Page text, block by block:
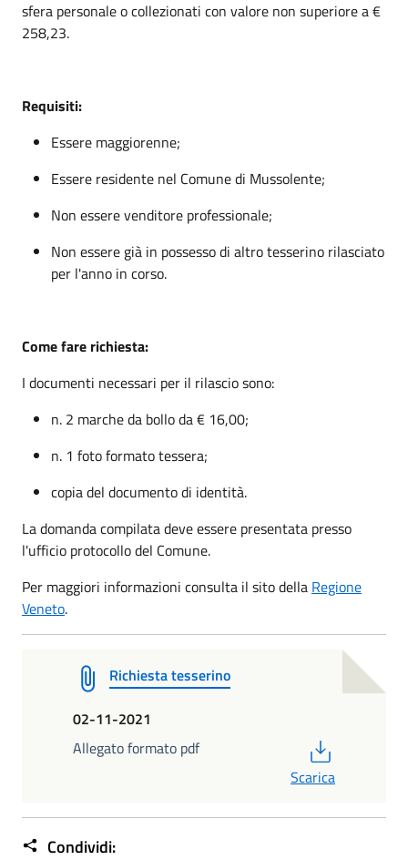
sfera personale o collezionati con valore non superiore a €
258,23.
Requisiti:
Essere maggiorenne;
Essere residente nel Comune di Mussolente;
Non essere venditore professionale;
Non essere già in possesso di altro tesserino rilasciato
per l'anno in corso.
Come fare richiesta:
I documenti necessari per il rilascio sono:
n. 2 marche da bollo da € 16,00;
n. 1 foto formato tessera;
copia del documento di identità.
La domanda compilata deve essere presentata presso
l'ufficio protocollo del Comune.
Per maggiori informazioni consulta il sito della Regione
Veneto.
Richiesta tesserino
02-11-2021
Allegato formato pdf
Scarica
Condividi: